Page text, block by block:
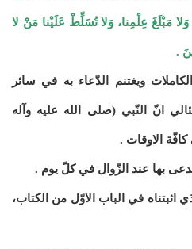
وَلا مَبْلَغَ عِلْمِنا، وَلا تُسَلِّطْ عَلَيْنا مَنْ لا
.
ويغتنم الدّعاء به في سائر
انّ النّبي (صلى الله عليه وآله
الاوقات .
بها عند الزّوال في كلّ يوم .
اثبتناه في الباب الاوّل من الكتاب،